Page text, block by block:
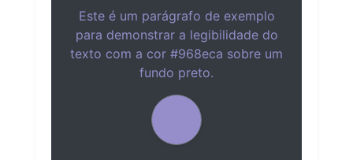
Este é um parágrafo de exemplo
para demonstrar a legibilidade do
texto com a cor #968eca sobre um
fundo preto.